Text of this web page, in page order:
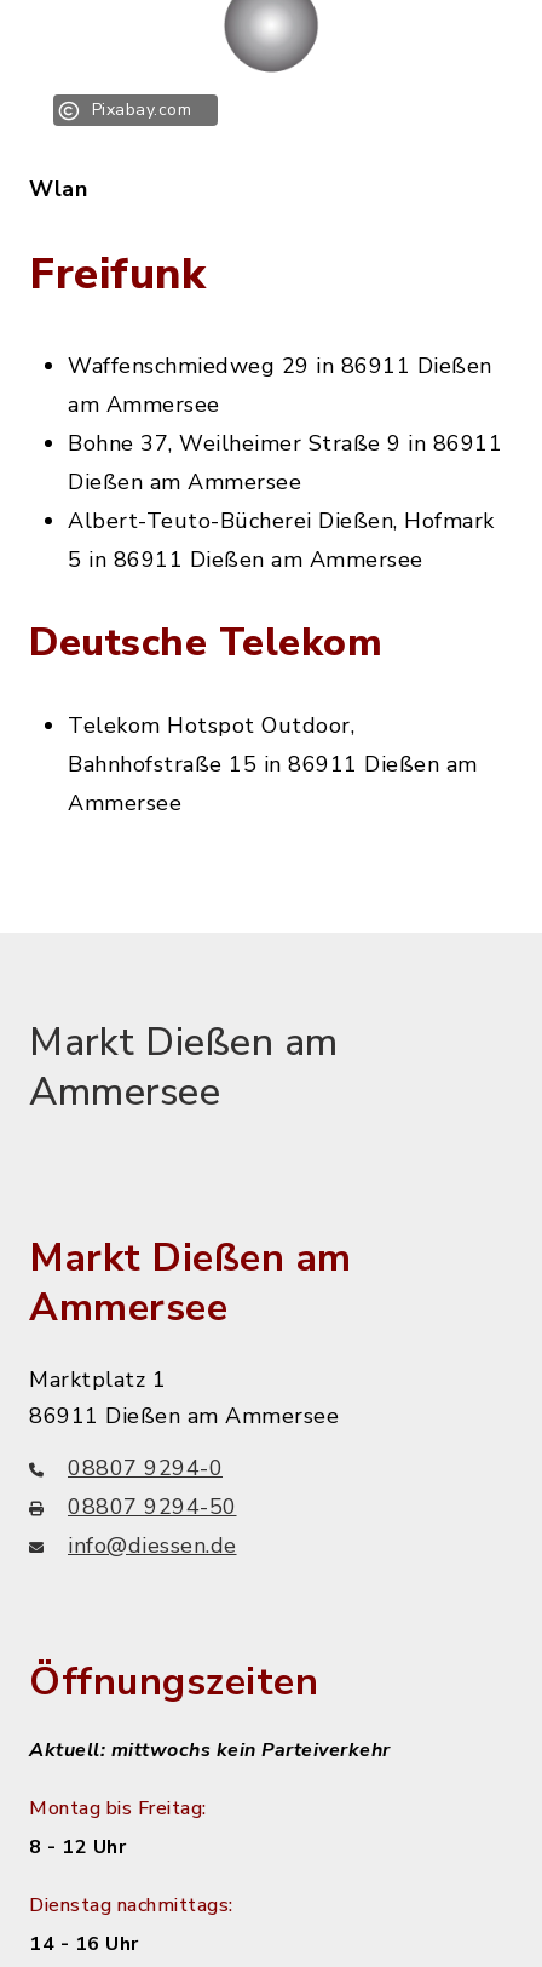
Pixabay.com
Wlan
Freifunk
Waffenschmiedweg 29 in 86911 Dießen
am Ammersee
Bohne 37, Weilheimer Straße 9 in 86911
Dießen am Ammersee
Albert-Teuto-Bücherei Dießen, Hofmark
5 in 86911 Dießen am Ammersee
Deutsche Telekom
Telekom Hotspot Outdoor,
Bahnhofstraße 15 in 86911 Dießen am
Ammersee
Markt Dießen am
Ammersee
Markt Dießen am
Ammersee
Marktplatz 1
86911 Dießen am Ammersee
08807 9294-0
08807 9294-50
info@diessen.de
Öffnungszeiten
Aktuell: mittwochs kein Parteiverkehr
Montag bis Freitag:
8 - 12 Uhr
Dienstag nachmittags:
14 - 16 Uhr